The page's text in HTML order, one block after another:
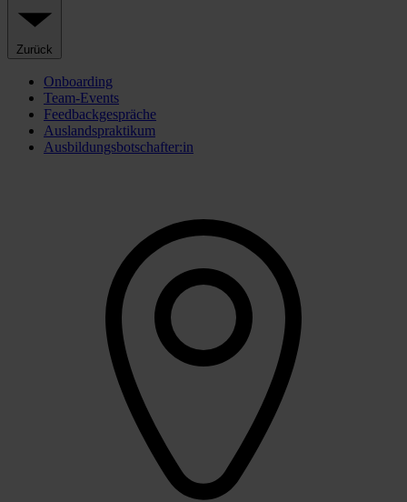
Zurück
Onboarding
Team-Events
Feedbackgespräche
Auslandspraktikum
Ausbildungsbotschafter:in